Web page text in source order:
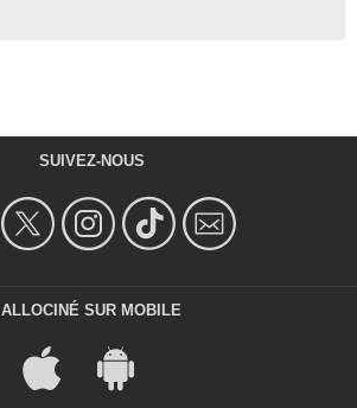
SUIVEZ-NOUS
ALLOCINÉ SUR MOBILE